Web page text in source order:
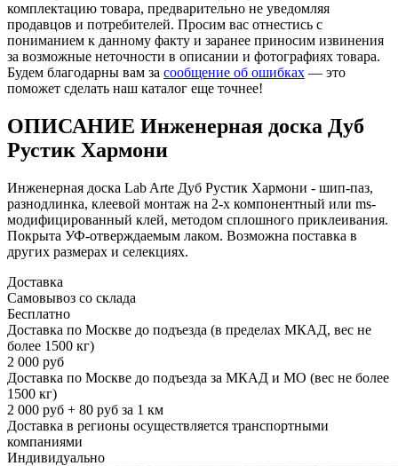
комплектацию товара, предварительно не уведомляя
продавцов и потребителей. Просим вас отнестись с
пониманием к данному факту и заранее приносим извинения
за возможные неточности в описании и фотографиях товара.
Будем благодарны вам за сообщение об ошибках — это
поможет сделать наш каталог еще точнее!
ОПИСАНИЕ Инженерная доска Дуб
Рустик Хармони
Инженерная доска Lab Arte Дуб Рустик Хармони - шип-паз,
разнодлинка, клеевой монтаж на 2-х компонентный или ms-
модифицированный клей, методом сплошного приклеивания.
Покрыта УФ-отверждаемым лаком. Возможна поставка в
других размерах и селекциях.
Доставка
Самовывоз со склада
Бесплатно
Доставка по Москве до подъезда (в пределах МКАД, вес не
более 1500 кг)
2 000 руб
Доставка по Москве до подъезда за МКАД и МО (вес не более
1500 кг)
2 000 руб + 80 руб за 1 км
Доставка в регионы осуществляется транспортными
компаниями
Индивидуально